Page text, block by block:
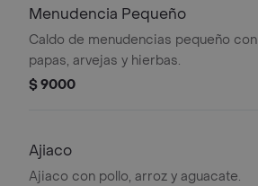
Menudencia Pequeño
Caldo de menudencias pequeño con
papas, arvejas y hierbas.
$ 9000
Ajiaco
Ajiaco con pollo, arroz y aguacate.